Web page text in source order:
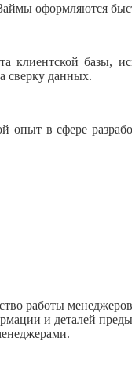
оформляются
базы,
сверку данных.
в сфере
работы
и деталей